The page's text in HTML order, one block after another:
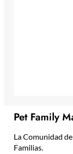
Pet Family
La Comunidad
Familias.